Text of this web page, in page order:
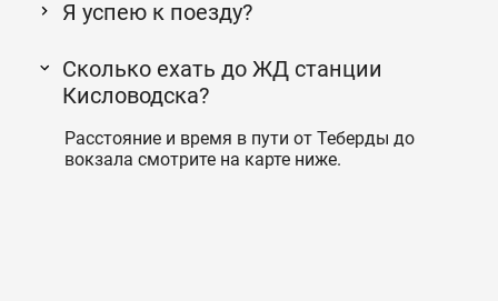
Я успею к поезду?
Сколько ехать до ЖД станции
Кисловодска?
Расстояние и время в пути от Теберды до
вокзала смотрите на карте ниже.